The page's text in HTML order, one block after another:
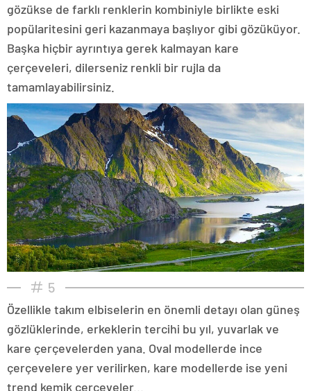
gözükse de farklı renklerin kombiniyle birlikte eski
popülaritesini geri kazanmaya başlıyor gibi gözüküyor.
Başka hiçbir ayrıntıya gerek kalmayan kare
çerçeveleri, dilerseniz renkli bir rujla da
tamamlayabilirsiniz.
5
Özellikle takım elbiselerin en önemli detayı olan güneş
gözlüklerinde, erkeklerin tercihi bu yıl, yuvarlak ve
kare çerçevelerden yana. Oval modellerde ince
çerçevelere yer verilirken, kare modellerde ise yeni
trend kemik çerçeveler...